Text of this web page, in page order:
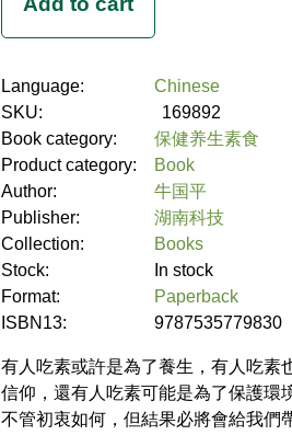
Language:
Chinese
SKU:
169892
Book category:
保健养生素食
Product category:
Book
Author:
牛国平
Publisher:
湖南科技
Collection:
Books
Stock:
In stock
Format:
Paperback
ISBN13:
9787535779830
有人吃素或許是為了養生，有人吃素
信仰，還有人吃素可能是為了保護環
不管初衷如何，但結果必將會給我們